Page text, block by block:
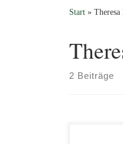
Start »
2 Beiträge